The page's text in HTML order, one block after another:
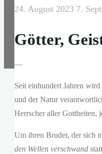
24. August 2023 7.
Götter,
—
Seit einhundert Jahren
und der Natur
Herrscher aller Gottheiten,
Um ihren Bruder, der sich
den Wellen verschwand